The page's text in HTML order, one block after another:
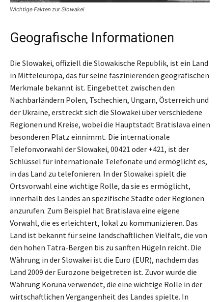
Wichtige Fakten zur Slowakei
Geografische Informationen
Die Slowakei, offiziell die Slowakische Republik, ist ein Land
in Mitteleuropa, das für seine faszinierenden geografischen
Merkmale bekannt ist. Eingebettet zwischen den
Nachbarländern Polen, Tschechien, Ungarn, Österreich und
der Ukraine, erstreckt sich die Slowakei über verschiedene
Regionen und Kreise, wobei die Hauptstadt Bratislava einen
besonderen Platz einnimmt. Die internationale
Telefonvorwahl der Slowakei, 00421 oder +421, ist der
Schlüssel für internationale Telefonate und ermöglicht es,
in das Land zu telefonieren. In der Slowakei spielt die
Ortsvorwahl eine wichtige Rolle, da sie es ermöglicht,
innerhalb des Landes an spezifische Städte oder Regionen
anzurufen. Zum Beispiel hat Bratislava eine eigene
Vorwahl, die es erleichtert, lokal zu kommunizieren. Das
Land ist bekannt für seine landschaftlichen Vielfalt, die von
den hohen Tatra-Bergen bis zu sanften Hügeln reicht. Die
Währung in der Slowakei ist die Euro (EUR), nachdem das
Land 2009 der Eurozone beigetreten ist. Zuvor wurde die
Währung Koruna verwendet, die eine wichtige Rolle in der
wirtschaftlichen Vergangenheit des Landes spielte. In